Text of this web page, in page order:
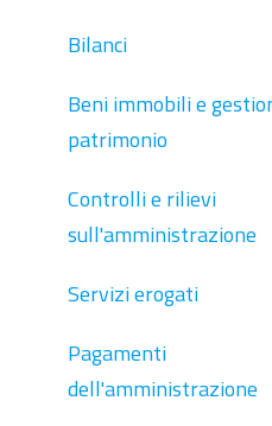
Bilanci
Beni immobili e
patrimonio
Controlli e rilievi
sull'amministrazione
Servizi erogati
Pagamenti
dell'amministrazione